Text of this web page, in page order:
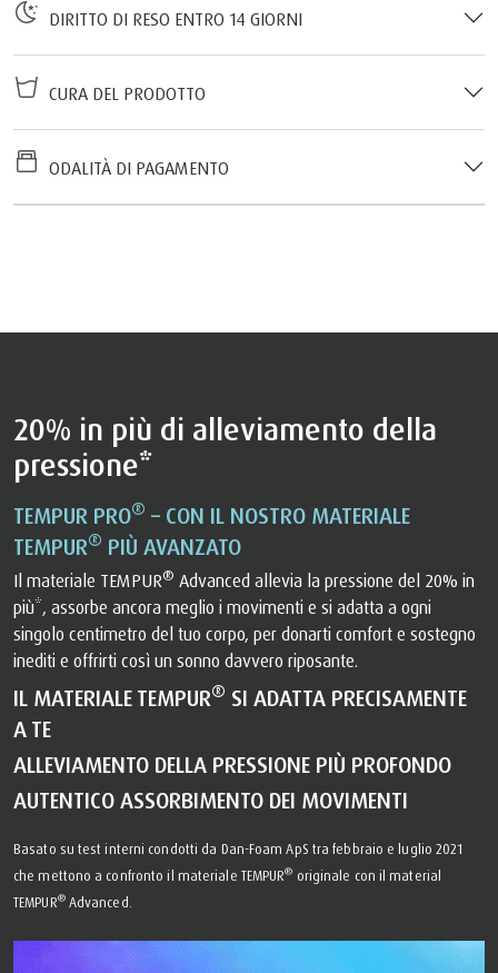
DIRITTO DI RESO ENTRO 14 GIORNI
CURA DEL PRODOTTO
ODALITÀ DI PAGAMENTO
20% in più di alleviamento della
pressione*
TEMPUR PRO® – CON IL NOSTRO MATERIALE
TEMPUR® PIÙ AVANZATO
Il materiale TEMPUR® Advanced allevia la pressione del 20% in
più*, assorbe ancora meglio i movimenti e si adatta a ogni
singolo centimetro del tuo corpo, per donarti comfort e sostegno
inediti e offrirti così un sonno davvero riposante.
IL MATERIALE TEMPUR® SI ADATTA PRECISAMENTE
A TE
ALLEVIAMENTO DELLA PRESSIONE PIÙ PROFONDO
AUTENTICO ASSORBIMENTO DEI MOVIMENTI
Basato su test interni condotti da Dan-Foam ApS tra febbraio e luglio 2021
che mettono a confronto il materiale TEMPUR® originale con il material
TEMPUR®Advanced.